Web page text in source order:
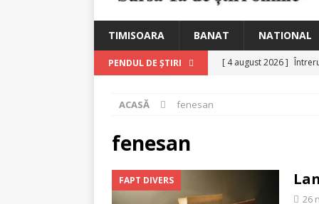
TIMISOARA BANAT NATIONAL
PENDUL DE ȘTIRI [ 4 august 2026 ]
Ungureanu,
ACASĂ fenesan
fenesan
FAPT DIVERS
26